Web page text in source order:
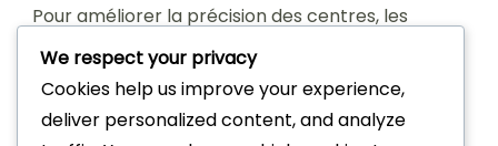
Pour améliorer la précision des centres, les
arrières latéraux devraient pratiquer différents
types de centres, tels que les centres puissants,
flottants et en retrait. Comprendre le timing et le
positionnement des attaquants peut également
We respect your privacy
Cookies help us improve your experience,
deliver personalized content, and analyze